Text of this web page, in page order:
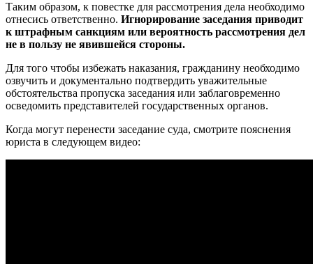
Таким образом, к повестке для рассмотрения дела необходимо
отнесись ответственно. Игнорирование заседания приводит
к штрафным санкциям или вероятность рассмотрения дел
не в пользу не явившейся стороны.
Для того чтобы избежать наказания, гражданину необходимо
озвучить и документально подтвердить уважительные
обстоятельства пропуска заседания или заблаговременно
осведомить представителей государственных органов.
Когда могут перенести заседание суда, смотрите пояснения
юриста в следующем видео: